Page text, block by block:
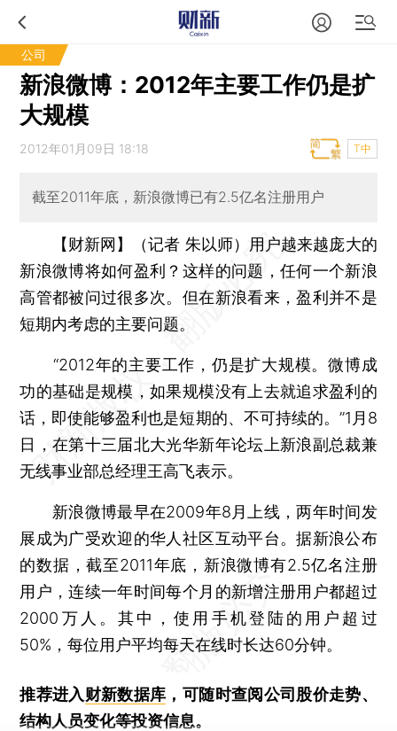
公司
新浪微博：2012年主要工作仍是扩
大规模
2012年01月09日 18:18 T中
截至2011年底，新浪微博已有2.5亿名注册用户
【财新网】（记者 朱以师） 用户越来越庞大的
新浪微博将如何盈利？这样的问题，任何一个新浪
高管都被问过很多次。但在新浪看来，盈利并不是
短期内考虑的主要问题。
“2012年的主要工作，仍是扩大规模。微博成
功的基础是规模，如果规模没有上去就追求盈利的
话，即使能够盈利也是短期的、不可持续的。”1月8
日，在第十三届北大光华新年论坛上新浪副总裁兼
无线事业部总经理王高飞表示。
新浪微博最早在2009年8月上线，两年时间发
展成为广受欢迎的华人社区互动平台。据新浪公布
的数据，截至2011年底，新浪微博有2.5亿名注册
用户，连续一年时间每个月的新增注册用户都超过
2000万人。其中，使用手机登陆的用户超过
50%，每位用户平均每天在线时长达60分钟。
推荐进入财新数据库 ，可随时查阅公司股价走势、
结构人员变化等投资信息。